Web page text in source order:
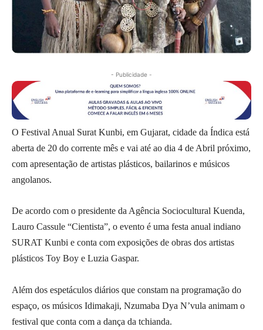
- Publicidade -
O Festival Anual Surat Kunbi, em Gujarat, cidade da Índica está
aberta de 20 do corrente mês e vai até ao dia 4 de Abril próximo,
com apresentação de artistas plásticos, bailarinos e músicos
angolanos.
De acordo com o presidente da Agência Sociocultural Kuenda,
Lauro Cassule “Cientista”, o evento é uma festa anual indiano
SURAT Kunbi e conta com exposições de obras dos artistas
plásticos Toy Boy e Luzia Gaspar.
Além dos espetáculos diários que constam na programação do
espaço, os músicos Idimakaji, Nzumaba Dya N’vula animam o
festival que conta com a dança da tchianda.